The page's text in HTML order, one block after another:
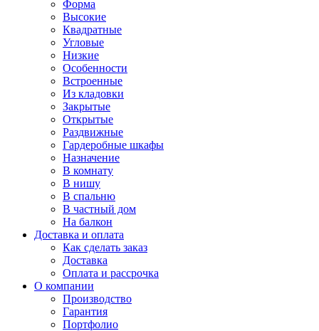
Форма
Высокие
Квадратные
Угловые
Низкие
Особенности
Встроенные
Из кладовки
Закрытые
Открытые
Раздвижные
Гардеробные шкафы
Назначение
В комнату
В нишу
В спальню
В частный дом
На балкон
Доставка и оплата
Как сделать заказ
Доставка
Оплата и рассрочка
О компании
Производство
Гарантия
Портфолио